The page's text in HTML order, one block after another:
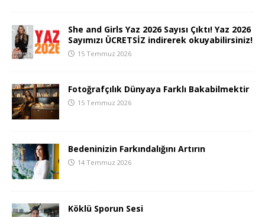
She and Girls Yaz 2026 Sayısı Çıktı! Yaz 2026
Sayımızı ÜCRETSİZ indirerek okuyabilirsiniz!
15 Temmuz 2026
Fotoğrafçılık Dünyaya Farklı Bakabilmektir
15 Temmuz 2026
Bedeninizin Farkındalığını Artırın
14 Temmuz 2026
Köklü Sporun Sesi